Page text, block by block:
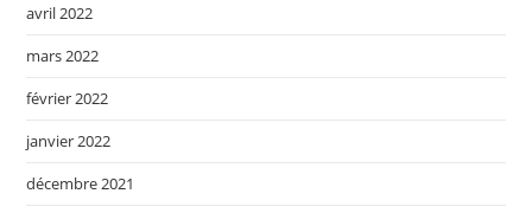
avril 2022
mars 2022
février 2022
janvier 2022
décembre 2021